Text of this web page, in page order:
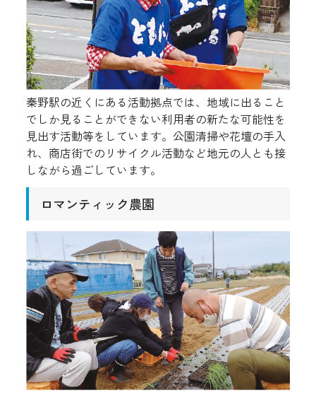
秦野駅の近くにある活動拠点では、地域に出ること
でしか見ることができない利用者の新たな可能性を
見出す活動等をしています。公園清掃や花壇の手入
れ、商店街でのリサイクル活動など地元の人とも接
しながら過ごしています。
ロマンティック農園